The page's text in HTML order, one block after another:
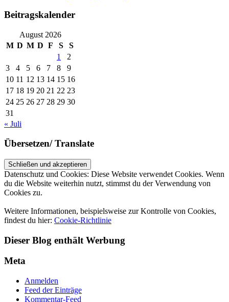
Beitragskalender
August 2026
M D M D F S
S
1
2
3
4 5 6 7 8
9
10 11 12 13 14 15 16
17 18 19 20 21 22 23
24 25 26 27 28 29 30
31
« Juli
Übersetzen/ Translate
Datenschutz und Cookies: Diese Website verwendet Cookies. Wenn
du die Website weiterhin nutzt, stimmst du der Verwendung von
Cookies zu.
Weitere Informationen, beispielsweise zur Kontrolle von Cookies,
findest du hier: Cookie-Richtlinie
Dieser Blog enthält Werbung
Meta
Anmelden
Feed der Einträge
Kommentar-Feed